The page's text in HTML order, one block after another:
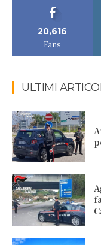
20,616
Fans
ULTIMI